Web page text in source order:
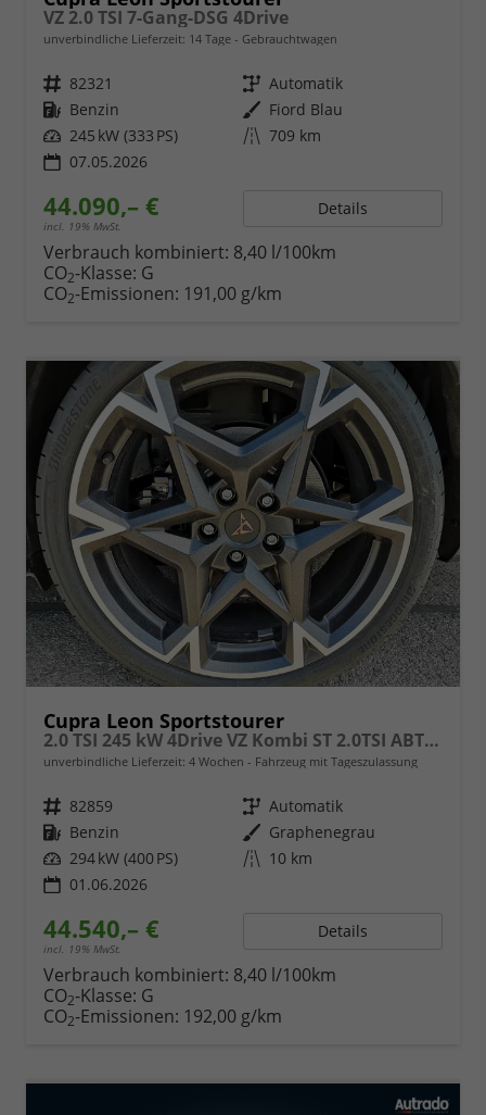
VZ 2.0 TSI 7-Gang-DSG 4Drive
unverbindliche Lieferzeit: 14 Tage Gebrauchtwagen
Fahrzeugnr. 82321 Getriebe Automatik
Kraftstoff Benzin Außenfarbe Fiord Blau
Leistung 245 kW (333 PS) Kilometerstand 709 km
07.05.2026
44.090,– €
incl. 19% MwSt.
Details
Verbrauch kombiniert: 8,40 l/100km
CO2-Klasse: G
CO2-Emissionen: 191,00 g/km
Cupra Leon Sportstourer
2.0 TSI 245 kW 4Drive VZ Kombi ST 2.0TSI ABT AHK Sound ACC Pano
unverbindliche Lieferzeit: 4 Wochen Fahrzeug mit Tageszulassung
Fahrzeugnr. 82859 Getriebe Automatik
Kraftstoff Benzin Außenfarbe Graphenegrau
Leistung 294 kW (400 PS) Kilometerstand 10 km
01.06.2026
44.540,– €
incl. 19% MwSt.
Details
Verbrauch kombiniert: 8,40 l/100km
CO2-Klasse: G
CO2-Emissionen: 192,00 g/km